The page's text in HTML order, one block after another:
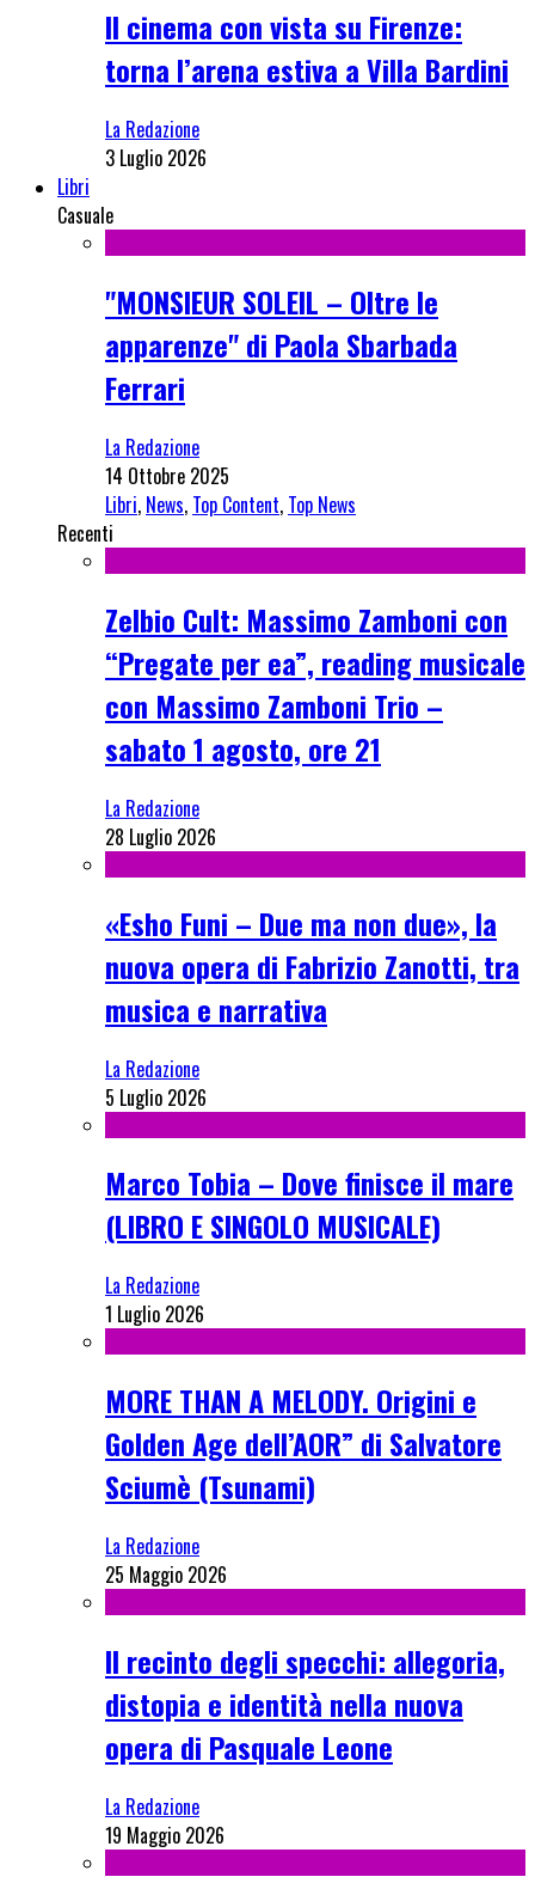
Il cinema con vista su Firenze:
torna l’arena estiva a Villa Bardini
La Redazione
3 Luglio 2026
Libri
Casuale
"MONSIEUR SOLEIL – Oltre le
apparenze" di Paola Sbarbada
Ferrari
La Redazione
14 Ottobre 2025
Libri, News, Top Content, Top News
Recenti
Zelbio Cult: Massimo Zamboni con
“Pregate per ea”, reading musicale
con Massimo Zamboni Trio –
sabato 1 agosto, ore 21
La Redazione
28 Luglio 2026
«Esho Funi – Due ma non due», la
nuova opera di Fabrizio Zanotti, tra
musica e narrativa
La Redazione
5 Luglio 2026
Marco Tobia – Dove finisce il mare
(LIBRO E SINGOLO MUSICALE)
La Redazione
1 Luglio 2026
MORE THAN A MELODY. Origini e
Golden Age dell’AOR” di Salvatore
Sciumè (Tsunami)
La Redazione
25 Maggio 2026
Il recinto degli specchi: allegoria,
distopia e identità nella nuova
opera di Pasquale Leone
La Redazione
19 Maggio 2026